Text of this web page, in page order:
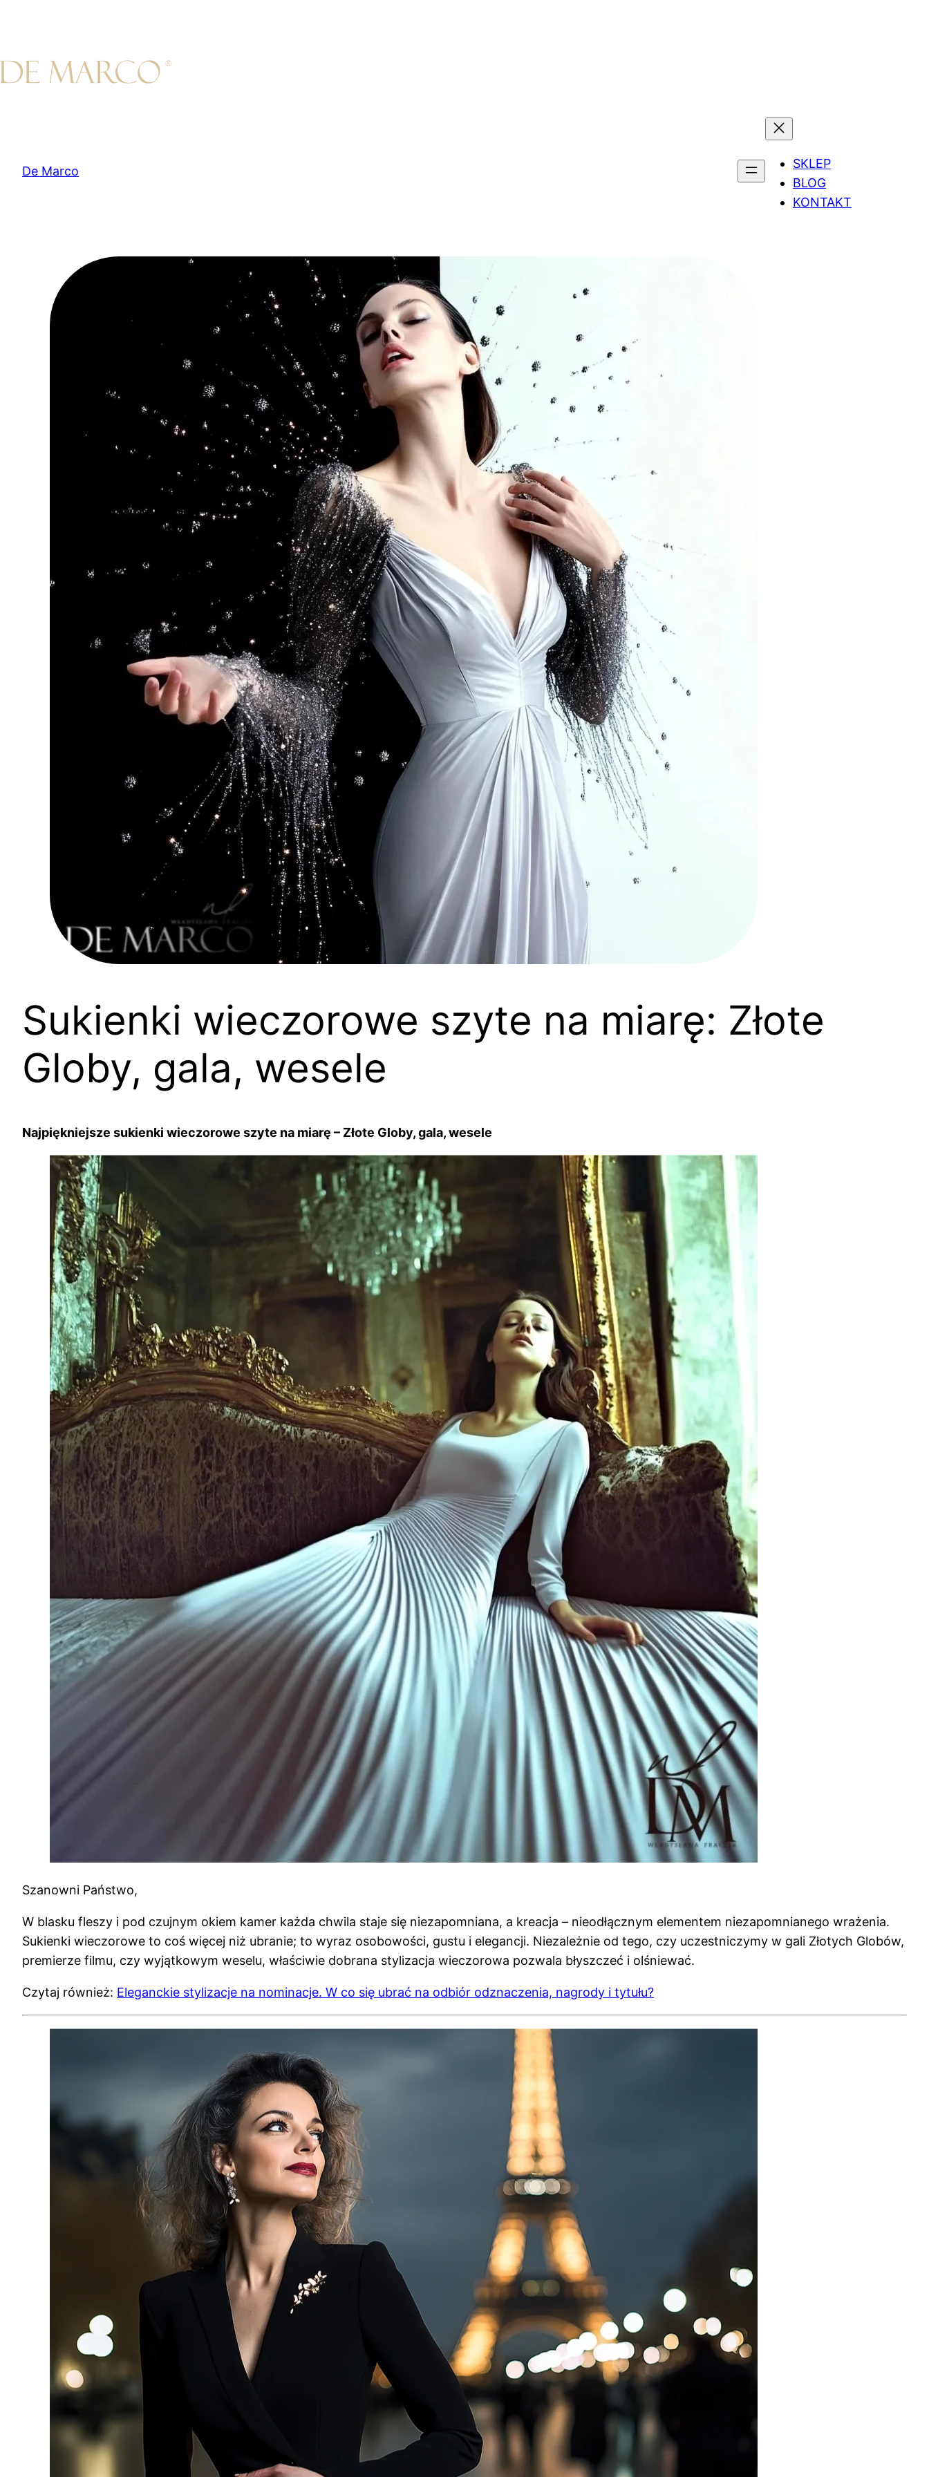
De Marco
SKLEP
BLOG
KONTAKT
Sukienki wieczorowe szyte na miarę: Złote
Globy, gala, wesele
Najpiękniejsze sukienki wieczorowe szyte na miarę – Złote Globy, gala, wesele
Szanowni Państwo,
W blasku fleszy i pod czujnym okiem kamer każda chwila staje się niezapomniana, a kreacja – nieodłącznym elementem niezapomnianego wrażenia.
Sukienki wieczorowe to coś więcej niż ubranie; to wyraz osobowości, gustu i elegancji. Niezależnie od tego, czy uczestniczymy w gali Złotych Globów,
premierze filmu, czy wyjątkowym weselu, właściwie dobrana stylizacja wieczorowa pozwala błyszczeć i olśniewać.
Czytaj również: Eleganckie stylizacje na nominacje. W co się ubrać na odbiór odznaczenia, nagrody i tytułu?